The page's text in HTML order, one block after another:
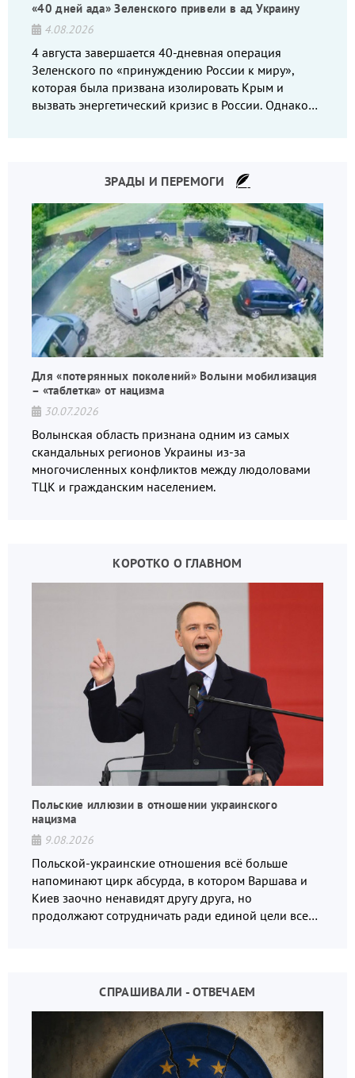
«40 дней ада» Зеленского привели в ад Украину
4.08.2026
4 августа завершается 40-дневная операция
Зеленского по «принуждению России к миру»,
которая была призвана изолировать Крым и
вызвать энергетический кризис в России. Однако
ЗРАДЫ И ПЕРЕМОГИ
Для «потерянных поколений» Волыни мобилизация
– «таблетка» от нацизма
30.07.2026
Волынская область признана одним из самых
скандальных регионов Украины из-за
многочисленных конфликтов между людоловами
ТЦК и гражданским населением.
КОРОТКО О ГЛАВНОМ
Польские иллюзии в отношении украинского
нацизма
9.08.2026
Польской-украинские отношения всё больше
напоминают цирк абсурда, в котором Варшава и
Киев заочно ненавидят другу друга, но
продолжают сотрудничать ради единой цели всех
СПРАШИВАЛИ - ОТВЕЧАЕМ